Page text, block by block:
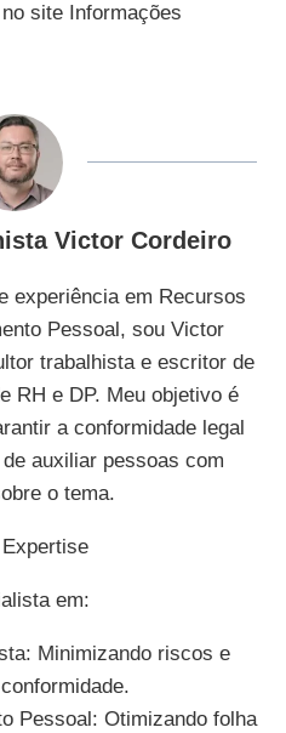
site Informações
Victor Cordeiro
experiência em Recursos
Pessoal, sou Victor
trabalhista e escritor de
RH e DP. Meu objetivo é
a conformidade legal
auxiliar pessoas com
o tema.
em:
Minimizando riscos e
Pessoal: Otimizando folha